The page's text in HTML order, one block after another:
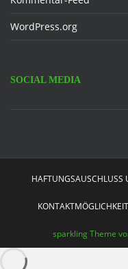
WordPress.org
SOCIAL MEDIA
sparkling Theme